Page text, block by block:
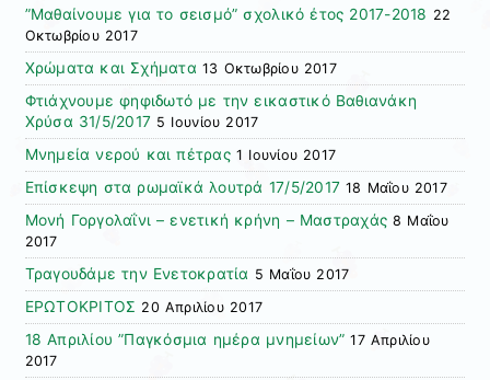
”Μαθαίνουμε για το σεισμό” σχολικό έτος 2017-2018 22
Οκτωβρίου 2017
Χρώματα και Σχήματα 13 Οκτωβρίου 2017
Φτιάχνουμε φηφιδωτό με την εικαστικό Βαθιανάκη
Χρύσα 31/5/2017 5 Ιουνίου 2017
Μνημεία νερού και πέτρας 1 Ιουνίου 2017
Επίσκεψη στα ρωμαϊκά λουτρά 17/5/2017 18 Μαΐου 2017
Μονή Γοργολαΐνι – ενετική κρήνη – Μαστραχάς 8 Μαΐου
2017
Τραγουδάμε την Ενετοκρατία 5 Μαΐου 2017
ΕΡΩΤΟΚΡΙΤΟΣ 20 Απριλίου 2017
18 Απριλίου ”Παγκόσμια ημέρα μνημείων” 17 Απριλίου
2017